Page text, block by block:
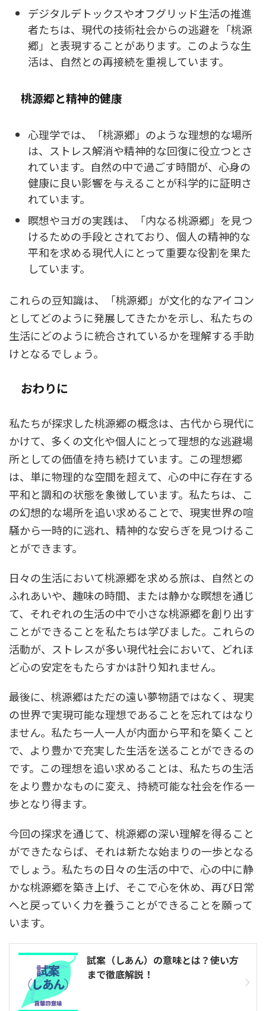
デジタルデトックスやオフグリッド生活の推進
者たちは、現代の技術社会からの逃避を「桃源
郷」と表現することがあります。このような生
活は、自然との再接続を重視しています。
桃源郷と精神的健康
心理学では、「桃源郷」のような理想的な場所
は、ストレス解消や精神的な回復に役立つとさ
れています。自然の中で過ごす時間が、心身の
健康に良い影響を与えることが科学的に証明さ
れています。
瞑想やヨガの実践は、「内なる桃源郷」を見つ
けるための手段とされており、個人の精神的な
平和を求める現代人にとって重要な役割を果た
しています。
これらの豆知識は、「桃源郷」が文化的なアイコン
としてどのように発展してきたかを示し、私たちの
生活にどのように統合されているかを理解する手助
けとなるでしょう。
おわりに
私たちが探求した桃源郷の概念は、古代から現代に
かけて、多くの文化や個人にとって理想的な逃避場
所としての価値を持ち続けています。この理想郷
は、単に物理的な空間を超えて、心の中に存在する
平和と調和の状態を象徴しています。私たちは、こ
の幻想的な場所を追い求めることで、現実世界の喧
騒から一時的に逃れ、精神的な安らぎを見つけるこ
とができます。
日々の生活において桃源郷を求める旅は、自然との
ふれあいや、趣味の時間、または静かな瞑想を通じ
て、それぞれの生活の中で小さな桃源郷を創り出す
ことができることを私たちは学びました。これらの
活動が、ストレスが多い現代社会において、どれほ
ど心の安定をもたらすかは計り知れません。
最後に、桃源郷はただの遠い夢物語ではなく、現実
の世界で実現可能な理想であることを忘れてはなり
ません。私たち一人一人が内面から平和を築くこと
で、より豊かで充実した生活を送ることができるの
です。この理想を追い求めることは、私たちの生活
をより豊かなものに変え、持続可能な社会を作る一
歩となり得ます。
今回の探求を通じて、桃源郷の深い理解を得ること
ができたならば、それは新たな始まりの一歩となる
でしょう。私たちの日々の生活の中で、心の中に静
かな桃源郷を築き上げ、そこで心を休め、再び日常
へと戻っていく力を養うことができることを願って
います。
試案（しあん）の意味とは？使い方
まで徹底解説！